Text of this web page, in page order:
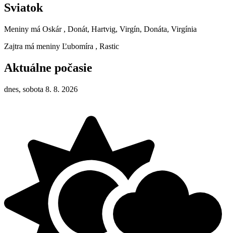
Sviatok
Meniny má Oskár , Donát, Hartvig, Virgín, Donáta, Virgínia
Zajtra má meniny Ľubomíra , Rastic
Aktuálne počasie
dnes, sobota 8. 8. 2026